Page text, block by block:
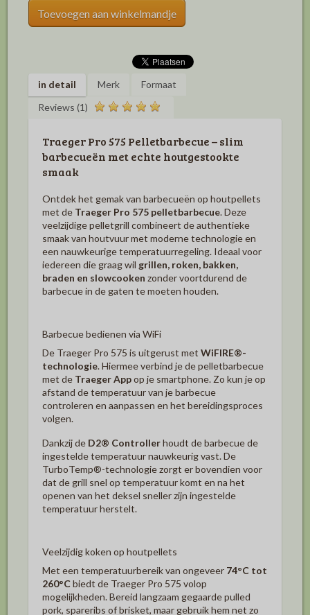
Toevoegen aan winkelmandje
in detail Merk
Formaat
Reviews (1)
Traeger Pro 575 Pelletbarbecue – slim
barbecueën met echte houtgestookte
smaak
Ontdek het gemak van barbecueën op houtpellets
met de Traeger Pro 575 pelletbarbecue. Deze
veelzijdige pelletgrill combineert de authentieke
smaak van houtvuur met moderne technologie en
een nauwkeurige temperatuurregeling. Ideaal voor
iedereen die graag wil grillen, roken, bakken,
braden en slowcooken zonder voortdurend de
barbecue in de gaten te moeten houden.
Barbecue bedienen via WiFi
De Traeger Pro 575 is uitgerust met WiFIRE®-
technologie. Hiermee verbind je de pelletbarbecue
met de Traeger Appop je smartphone. Zo kun je op
afstand de temperatuur van je barbecue
controleren en aanpassen en het bereidingsproces
volgen.
Dankzij de D2® Controllerhoudt de barbecue de
ingestelde temperatuur nauwkeurig vast. De
TurboTemp®-technologie zorgt er bovendien voor
dat de grill snel op temperatuur komt en na het
openen van het deksel sneller zijn ingestelde
temperatuur herstelt.
Veelzijdig koken op houtpellets
Met een temperatuurbereik van ongeveer 74°C tot
260°Cbiedt de Traeger Pro 575 volop
mogelijkheden. Bereid langzaam gegaarde pulled
pork, spareribs of brisket, maar gebruik hem net zo